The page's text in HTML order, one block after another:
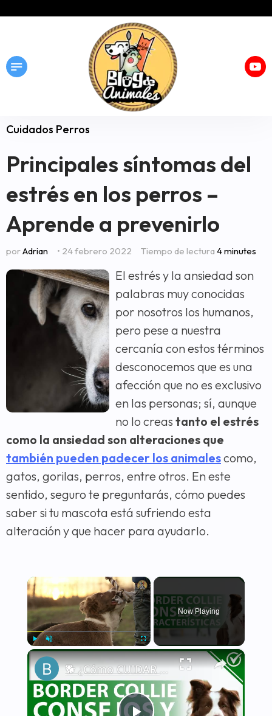
Cuidados Perros
Principales síntomas del
estrés en los perros –
Aprende a prevenirlo
porAdrian • 24 febrero 2022 Tiempo de lectura 4 minutes
El estrés y la ansiedad son
palabras muy conocidas
por nosotros los humanos,
pero pese a nuestra
cercanía con estos términos
desconocemos que es una
afección que no es exclusivo
en las personas; sí, aunque
no lo creas tanto el estrés
como la ansiedad son alteraciones que
también pueden padecer los animalescomo,
gatos, gorilas, perros, entre otros. En este
sentido, seguro te preguntarás, cómo puedes
saber si tu mascota está sufriendo esta
alteración y que hacer para ayudarlo.
×
Play Unmute Fullscreen
Now Playing
×
🐕 ¿Cómo CUIDAR a un BORDER COLLIE correctamente? - Características y consejos 🐕